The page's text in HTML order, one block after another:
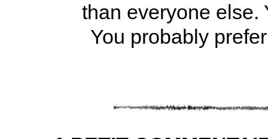
than everyone else.
You probably